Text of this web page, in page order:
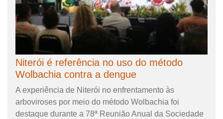
Niterói é referência no uso do método
Wolbachia contra a dengue
A experiência de Niterói no enfrentamento às
arboviroses por meio do método Wolbachia foi
destaque durante a 78ª Reunião Anual da Sociedade